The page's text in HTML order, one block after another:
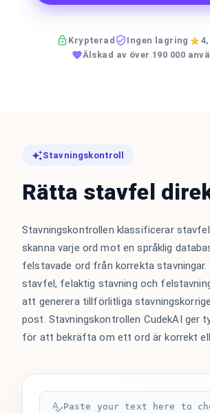
Krypterad Ingen lagring
Älskad av över 190 000
Stavningskontroll
Rätta stavfel
Stavningskontrollen klassificerar
skanna varje ord mot en språklig
felstavade ord från korrekta stavningar.
stavfel, felaktig stavning och
att generera tillförlitliga
post. Stavningskontrollen CudekAI ger
för att bekräfta om ett ord är korrekt